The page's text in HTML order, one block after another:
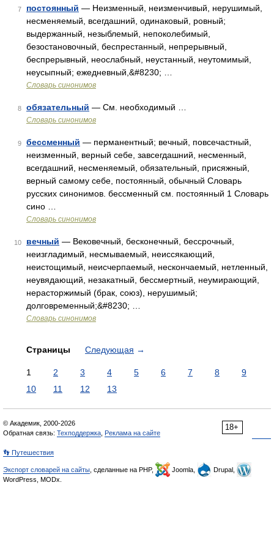
7 постоянный — Неизменный, неизменчивый, нерушимый,
несменяемый, всегдашний, одинаковый, ровный;
выдержанный, незыблемый, непоколебимый,
безостановочный, беспрестанный, непрерывный,
беспрерывный, неослабный, неустанный, неутомимый,
неусыпный; ежедневный,&#8230; …
Словарь синонимов
8 обязательный — См. необходимый …
Словарь синонимов
9 бессменный — перманентный; вечный, повсечастный,
неизменный, верный себе, завсегдашний, несменный,
всегдашний, несменяемый, обязательный, присяжный,
верный самому себе, постоянный, обычный Словарь
русских синонимов. бессменный см. постоянный 1 Словарь
сино …
Словарь синонимов
10 вечный — Вековечный, бесконечный, бессрочный,
неизгладимый, несмываемый, неиссякающий,
неистощимый, неисчерпаемый, нескончаемый, нетленный,
неувядающий, незакатный, бессмертный, неумирающий,
нерасторжимый (брак, союз), нерушимый;
долговременный;&#8230; …
Словарь синонимов
Страницы Следующая →
1 2 3 4 5 6 7 8
9
10
11 12 13
18+
© Академик, 2000-2026
Обратная связь: Техподдержка Реклама на сайте
👣 Путешествия
Экспорт словарей на сайты , сделанные на PHP, Joomla,
Drupal,
WordPress, MODx.